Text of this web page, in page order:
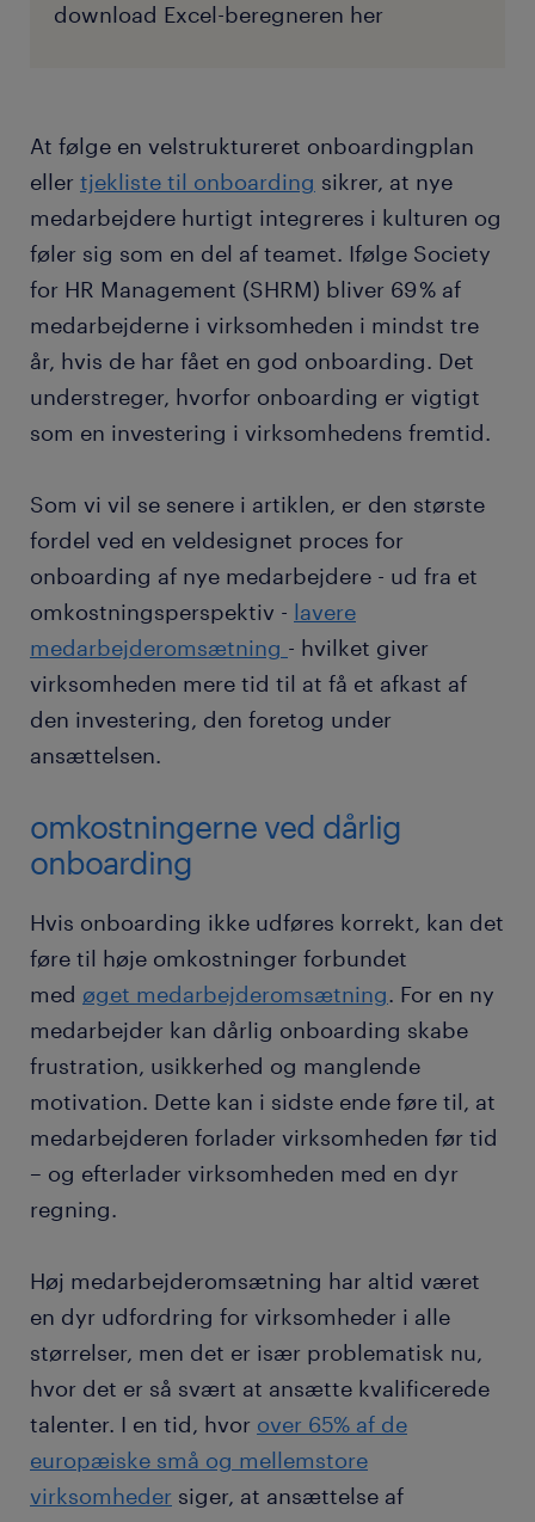
download Excel-beregneren her
At følge en velstruktureret onboardingplan
eller tjekliste til onboarding sikrer, at nye
medarbejdere hurtigt integreres i kulturen og
føler sig som en del af teamet. Ifølge Society
for HR Management (SHRM) bliver 69 % af
medarbejderne i virksomheden i mindst tre
år, hvis de har fået en god onboarding. Det
understreger, hvorfor onboarding er vigtigt
som en investering i virksomhedens fremtid.
Som vi vil se senere i artiklen, er den største
fordel ved en veldesignet proces for
onboarding af nye medarbejdere - ud fra et
omkostningsperspektiv - lavere
medarbejderomsætning - hvilket giver
virksomheden mere tid til at få et afkast af
den investering, den foretog under
ansættelsen.
omkostningerne ved dårlig
onboarding
Hvis onboarding ikke udføres korrekt, kan det
føre til høje omkostninger forbundet
med øget medarbejderomsætning. For en ny
medarbejder kan dårlig onboarding skabe
frustration, usikkerhed og manglende
motivation. Dette kan i sidste ende føre til, at
medarbejderen forlader virksomheden før tid
– og efterlader virksomheden med en dyr
regning.
Høj medarbejderomsætning har altid været
en dyr udfordring for virksomheder i alle
størrelser, men det er især problematisk nu,
hvor det er så svært at ansætte kvalificerede
talenter. I en tid, hvor over 65% af de
europæiske små og mellemstore
virksomheder siger, at ansættelse af